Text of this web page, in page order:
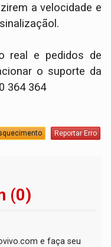
a velocidade e
real e pedidos de
o suporte da
364 364
Reportar Erro
(0)
e faça seu